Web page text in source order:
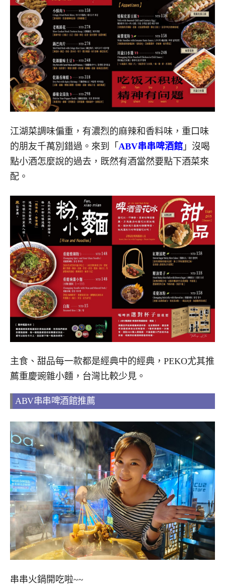
江湖菜調味偏重，有濃烈的麻辣和香料味，重口味
的朋友千萬別錯過。來到「 ABV串串啤酒館 」沒喝
點小酒怎麼說的過去，既然有酒當然要點下酒菜來
配。
主食、甜品每一款都是經典中的經典，PEKO尤其推
薦重慶豌雜小麵，台灣比較少見。
ABV串串啤酒館推薦
串串火鍋開吃啦~~